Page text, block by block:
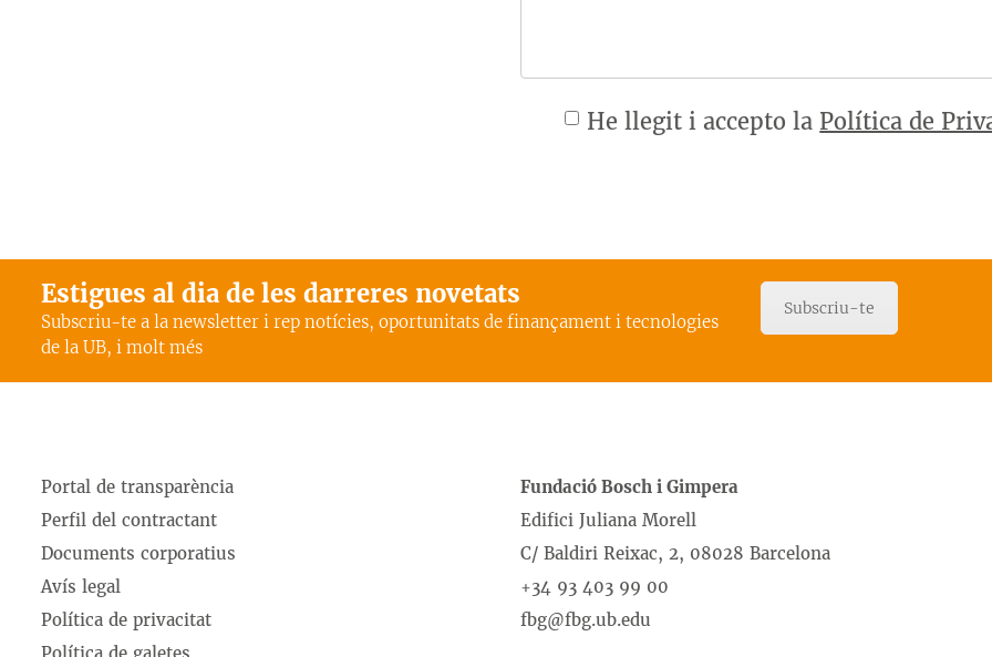
He llegit i accepto la Política de
Estigues al dia de les darreres novetats
Subscriu-te a la newsletter i rep notícies, oportunitats de finançament i tecnologies
de la UB, i molt més
Subscriu-te
Portal de transparència
Perfil del contractant
Documents corporatius
Avís legal
Política de privacitat
Fundació Bosch i Gimpera
Edifici Juliana Morell
C/ Baldiri Reixac, 2, 08028 Barcelona
+34 93 403 99 00
fbg@fbg.ub.edu